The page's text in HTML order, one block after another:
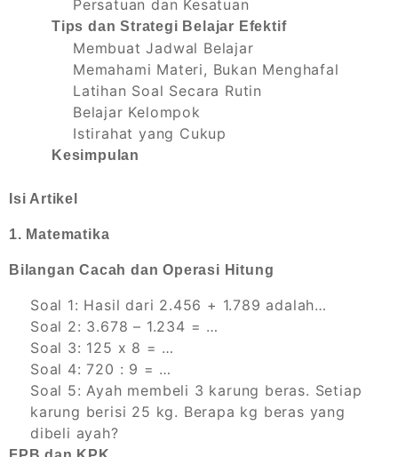
Persatuan dan Kesatuan
Tips dan Strategi Belajar Efektif
Membuat Jadwal Belajar
Memahami Materi, Bukan Menghafal
Latihan Soal Secara Rutin
Belajar Kelompok
Istirahat yang Cukup
Kesimpulan
Isi Artikel
1. Matematika
Bilangan Cacah dan Operasi Hitung
Soal 1: Hasil dari 2.456 + 1.789 adalah…
Soal 2: 3.678 – 1.234 = …
Soal 3: 125 x 8 = …
Soal 4: 720 : 9 = …
Soal 5: Ayah membeli 3 karung beras. Setiap
karung berisi 25 kg. Berapa kg beras yang
dibeli ayah?